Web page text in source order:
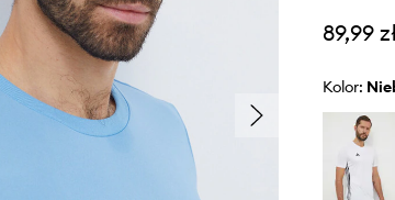
89,99
Kolor: